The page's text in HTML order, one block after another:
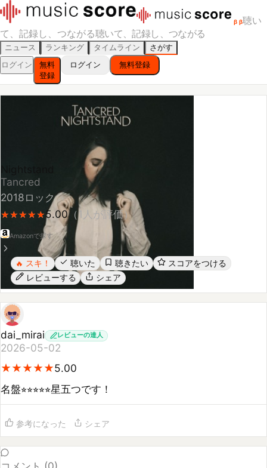
β β聴い
て、記録し、つながる聴いて、記録し、つながる
ニュース ランキング タイムライン
さがす
ログイン
無料
登録
ログイン 無料登録
2018ロック
★
★★
★ ★
★ ★
★ ★
★5.00（1 人が評価）
Amazonで探す
スキ！ 聴いた 聴きたい
レビューする
シェア
dai_mirai
2026-05-02
★
★★
★★
★★
★★
★5.00
参考になった シェア
コメント (0
まだコメントがありません